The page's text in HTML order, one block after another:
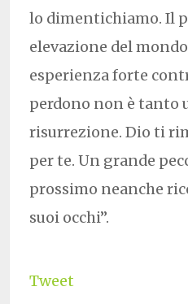
lo dimentichiamo. Il
elevazione del
esperienza forte
perdono non è tanto
risurrezione. Dio ti
per te. Un grande
prossimo neanche
suoi occhi”.
Tweet